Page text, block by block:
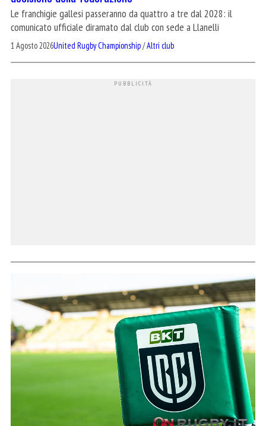
Le franchigie gallesi passeranno da quattro a tre dal 2028: il
comunicato ufficiale diramato dal club con sede a Llanelli
1 Agosto 2026United Rugby Championship/Altri club